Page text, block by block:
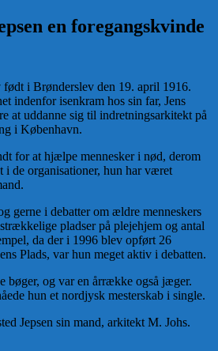
en foregangskvinde
født i Brønderslev den 19. april 1916.
indenfor isenkram hos sin far, Jens
at uddanne sig til indretningsarkitekt på
i København.
for at hjælpe mennesker i nød, derom
i de organisationer, hun har været
gerne i debatter om ældre menneskers
pladser på plejehjem og antal
da der i 1996 blev opført 26
Plads, var hun meget aktiv i debatten.
bøger, og var en årrække også jæger.
hun et nordjysk mesterskab i single.
Jepsen sin mand, arkitekt M. Johs.